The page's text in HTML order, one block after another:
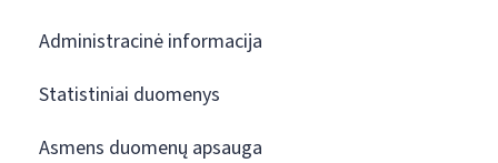
Administracinė informacija
Statistiniai duomenys
Asmens duomenų apsauga